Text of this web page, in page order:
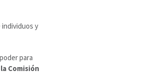
individuos y
para
Comisión